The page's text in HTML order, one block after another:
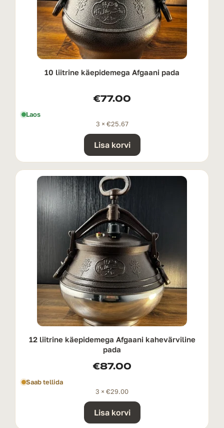
10 liitrine käepidemega Afgaani pada
€77.00
Laos
3 × €25.67
Lisa korvi
12 liitrine käepidemega Afgaani kahevärviline
pada
€87.00
Saab tellida
3 × €29.00
Lisa korvi